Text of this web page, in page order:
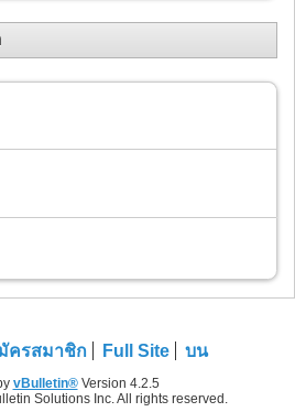
ครสมาชิก Full Site บน
vBulletin®Version 4.2.5
Solutions Inc. All rights reserved.